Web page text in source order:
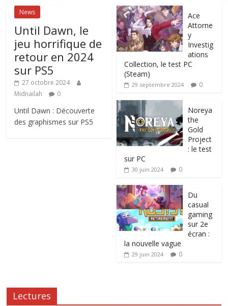
News
Until Dawn, le
jeu horrifique de
retour en 2024
sur PS5
27 octobre 2024
Midnailah
0
Until Dawn : Découverte
des graphismes sur PS5
Ace
Attorne
y
Investig
ations
Collection, le test PC
(Steam)
29 septembre 2024 0
Noreya
the
Gold
Project
: le test
sur PC
30 juin 2024 0
Du
casual
gaming
sur 2e
écran :
la nouvelle vague
29 juin 2024 0
Lectures